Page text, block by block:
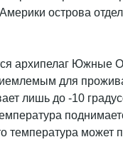
острова
архипелаг Южные
для
лишь до -10
температура может